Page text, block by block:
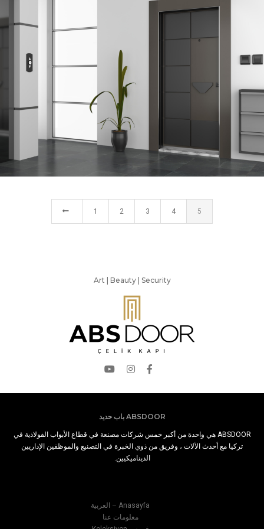
ÇELIK KAPI
1 2 3 4 5
Art | Beauty | Security
ABSDOOR باب حديد
ABSDOOR هي واحدة من أكبر خمس شركات مصنعة في قطاع الأبواب الفولاذية في
تركيا مع أحدث الآلات ، وفريق من ذوي الخبرة في التصنيع والموظفين الإداريين
الديناميكيين.
Anasayfa – العربية
معلومات عنا